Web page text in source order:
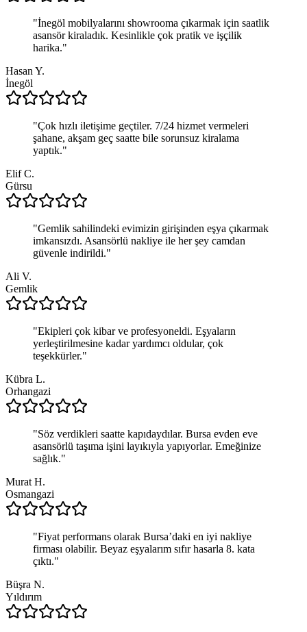
"İnegöl mobilyalarını showrooma çıkarmak için saatlik
asansör kiraladık. Kesinlikle çok pratik ve işçilik
harika."
Hasan Y.
İnegöl
"Çok hızlı iletişime geçtiler. 7/24 hizmet vermeleri
şahane, akşam geç saatte bile sorunsuz kiralama
yaptık."
Elif C.
Gürsu
"Gemlik sahilindeki evimizin girişinden eşya çıkarmak
imkansızdı. Asansörlü nakliye ile her şey camdan
güvenle indirildi."
Ali V.
Gemlik
"Ekipleri çok kibar ve profesyoneldi. Eşyaların
yerleştirilmesine kadar yardımcı oldular, çok
teşekkürler."
Kübra L.
Orhangazi
"Söz verdikleri saatte kapıdaydılar. Bursa evden eve
asansörlü taşıma işini layıkıyla yapıyorlar. Emeğinize
sağlık."
Murat H.
Osmangazi
"Fiyat performans olarak Bursa’daki en iyi nakliye
firması olabilir. Beyaz eşyalarım sıfır hasarla 8. kata
çıktı."
Büşra N.
Yıldırım